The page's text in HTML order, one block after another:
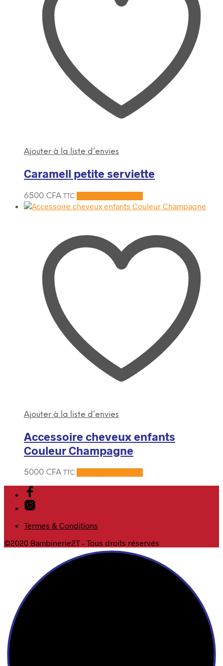
Ajouter à la liste d’envies
Caramell petite serviette
6500 CFA TTC
Ajouter à la liste d’envies
Accessoire cheveux enfants
Couleur Champagne
5000 CFA TTC
Termes & Conditions
©2020 Bambinerie2T - Tous droits réservés